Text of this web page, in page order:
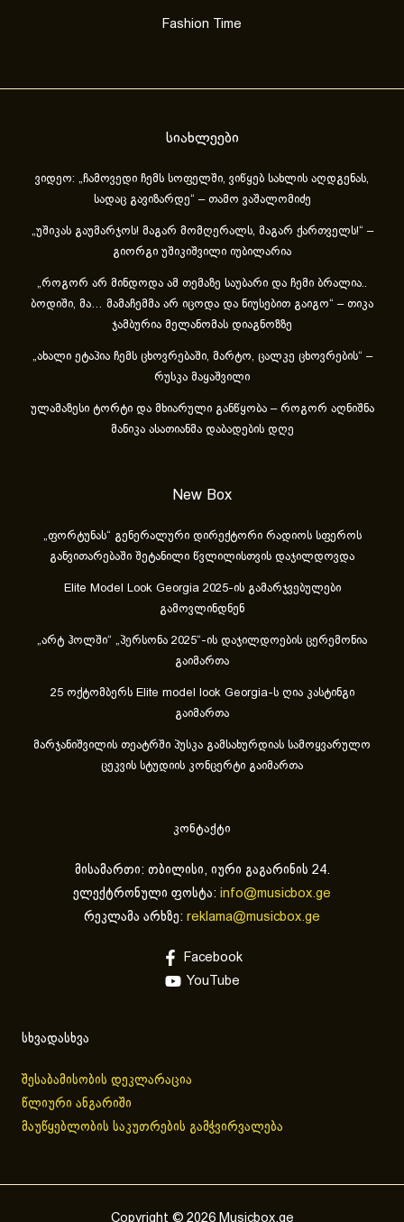
Fashion Time
სიახლეები
ვიდეო: „ჩამოვედი ჩემს სოფელში, ვიწყებ სახლის აღდგენას,
სადაც გავიზარდე“ – თამო ვაშალომიძე
„უშიკას გაუმარჯოს! მაგარ მომღერალს, მაგარ ქართველს!“ –
გიორგი უშიკიშვილი იუბილარია
„როგორ არ მინდოდა ამ თემაზე საუბარი და ჩემი ბრალია..
ბოდიში, მა… მამაჩემმა არ იცოდა და ნიუსებით გაიგო“ – თიკა
ჯამბურია მელანომას დიაგნოზზე
„ახა­ლი ეტა­პია ჩემს ცხოვ­რე­ბა­ში, მარ­ტო, ცალ­კე ცხოვ­რე­ბის“ –
რუსკა მაყაშვილი
ულამაზესი ტორტი და მხიარული განწყობა – როგორ აღნიშნა
მანიკა ასათიანმა დაბადების დღე
New Box
„ფორტუნას“ გენერალური დირექტორი რადიოს სფეროს
განვითარებაში შეტანილი წვლილისთვის დაჯილდოვდა
Elite Model Look Georgia 2025-ის გამარჯვებულები
გამოვლინდნენ
„არტ ჰოლში“ „პერსონა 2025“-ის დაჯილდოების ცერემონია
გაიმართა
25 ოქტომბერს Elite model look Georgia-ს ღია კასტინგი
გაიმართა
მარჯანიშვილის თეატრში პუსკა გამსახურდიას სამოყვარულო
ცეკვის სტუდიის კონცერტი გაიმართა
კონტაქტი
მისამართი: თბილისი, იური გაგარინის 24.
ელექტრონული ფოსტა: info@musicbox.ge
რეკლამა არხზე: reklama@musicbox.ge
Facebook
YouTube
სხვადასხვა
შესაბამისობის დეკლარაცია
წლიური ანგარიში
მაუწყებლობის საკუთრების გამჭვირვალება
Copyright © 2026 Musicbox.ge